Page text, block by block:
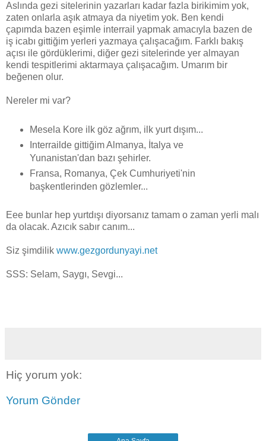
Aslında gezi sitelerinin yazarları kadar fazla birikimim yok,
zaten onlarla aşık atmaya da niyetim yok. Ben kendi
çapımda bazen eşimle interrail yapmak amacıyla bazen de
iş icabı gittiğim yerleri yazmaya çalışacağım. Farklı bakış
açısı ile gördüklerimi, diğer gezi sitelerinde yer almayan
kendi tespitlerimi aktarmaya çalışacağım. Umarım bir
beğenen olur.
Nereler mi var?
Mesela Kore ilk göz ağrım, ilk yurt dışım...
Interrailde gittiğim Almanya, İtalya ve
Yunanistan'dan bazı şehirler.
Fransa, Romanya, Çek Cumhuriyeti'nin
başkentlerinden gözlemler...
Eee bunlar hep yurtdışı diyorsanız tamam o zaman yerli malı
da olacak. Azıcık sabır canım...
Siz şimdilik www.gezgordunyayi.net
SSS: Selam, Saygı, Sevgi...
Hiç yorum yok:
Yorum Gönder